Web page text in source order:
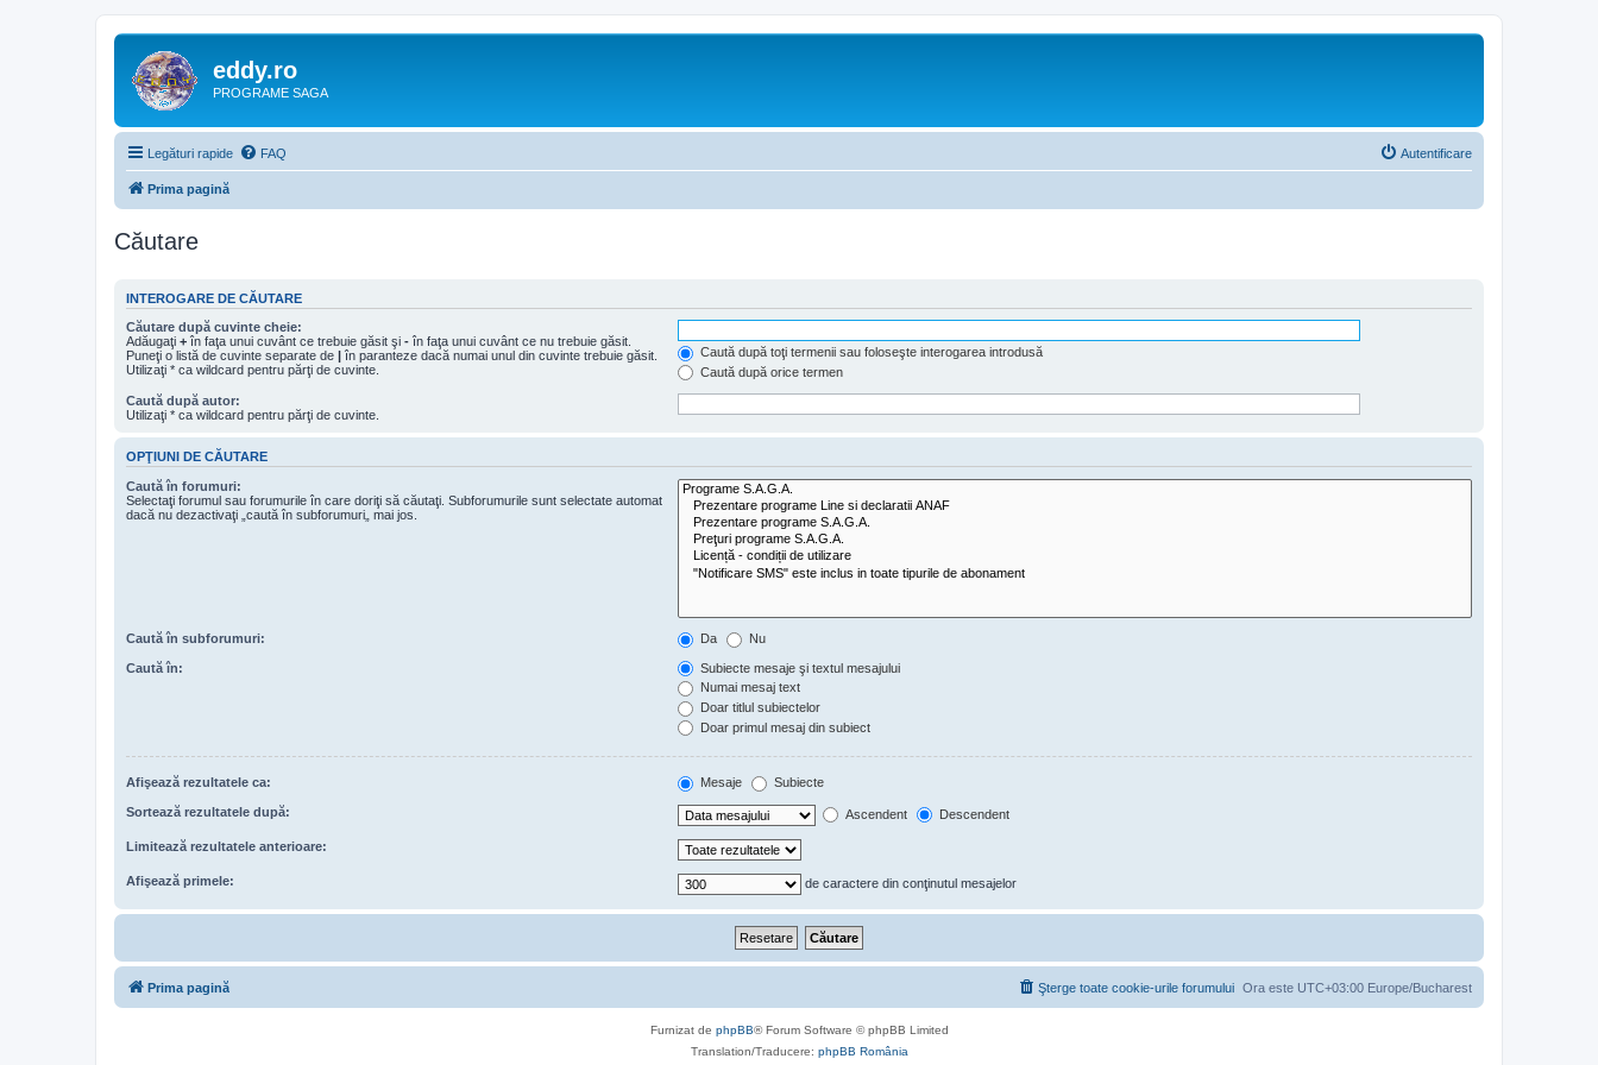
eddy.ro
PROGRAME SAGA
Legături rapide FAQ Autentificare
Prima pagină
Căutare
INTEROGARE DE CĂUTARE
Căutare după cuvinte cheie:
Adăugaţi + în faţa unui cuvânt ce trebuie găsit şi - în faţa unui cuvânt ce nu trebuie găsit.
Puneţi o listă de cuvinte separate de | în paranteze dacă numai unul din cuvinte trebuie găsit.
Utilizaţi * ca wildcard pentru părţi de cuvinte.
Caută după toţi termenii sau foloseşte interogarea introdusă
Caută după orice termen
Caută după autor:
Utilizaţi * ca wildcard pentru părţi de cuvinte.
OPŢIUNI DE CĂUTARE
Caută în forumuri:
Selectaţi forumul sau forumurile în care doriţi să căutaţi. Subforumurile sunt selectate automat
dacă nu dezactivaţi „caută în subforumuri„ mai jos.
Caută în subforumuri: Da Nu
Caută în:
Subiecte mesaje şi textul mesajului
Numai mesaj text
Doar titlul subiectelor
Doar primul mesaj din subiect
Afişează rezultatele ca: Mesaje Subiecte
Sortează rezultatele după: Ascendent Descendent
Limitează rezultatele anterioare:
Afişează primele: de caractere din conţinutul mesajelor
Prima pagină Ora este UTC+03:00 Europe/Bucharest
Şterge toate cookie-urile forumului
Furnizat de phpBB® Forum Software © phpBB Limited
Translation/Traducere: phpBB România